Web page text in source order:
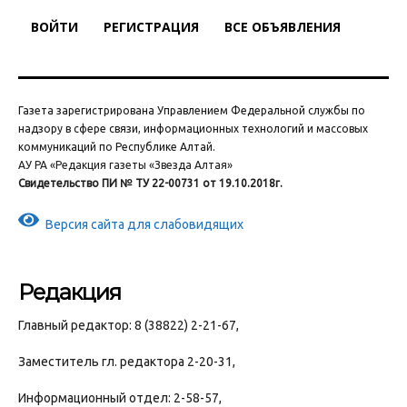
ВОЙТИ РЕГИСТРАЦИЯ ВСЕ ОБЪЯВЛЕНИЯ
Газета зарегистрирована Управлением Федеральной службы по
надзору в сфере связи, информационных технологий и массовых
коммуникаций по Республике Алтай.
АУ РА «Редакция газеты «Звезда Алтая»
Свидетельство ПИ № ТУ 22-00731 от 19.10.2018г.
Версия сайта для слабовидящих
Редакция
Главный редактор: 8 (38822) 2-21-67,
Заместитель гл. редактора 2-20-31,
Информационный отдел: 2-58-57,